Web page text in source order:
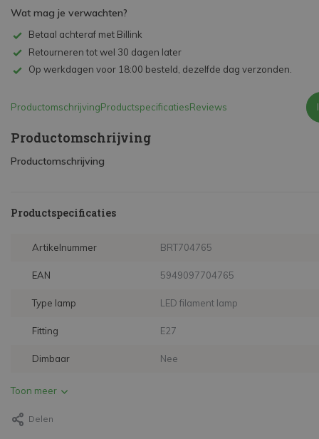
Wat mag je verwachten?
Betaal achteraf met Billink
Retourneren tot wel 30 dagen later
Op werkdagen voor 18:00 besteld, dezelfde dag verzonden.
ProductomschrijvingProductspecificatiesReviews
Productomschrijving
Productomschrijving
Productspecificaties
Artikelnummer BRT704765
EAN 5949097704765
Type lamp LED filament lamp
Fitting E27
Dimbaar Nee
Toon meer
Delen